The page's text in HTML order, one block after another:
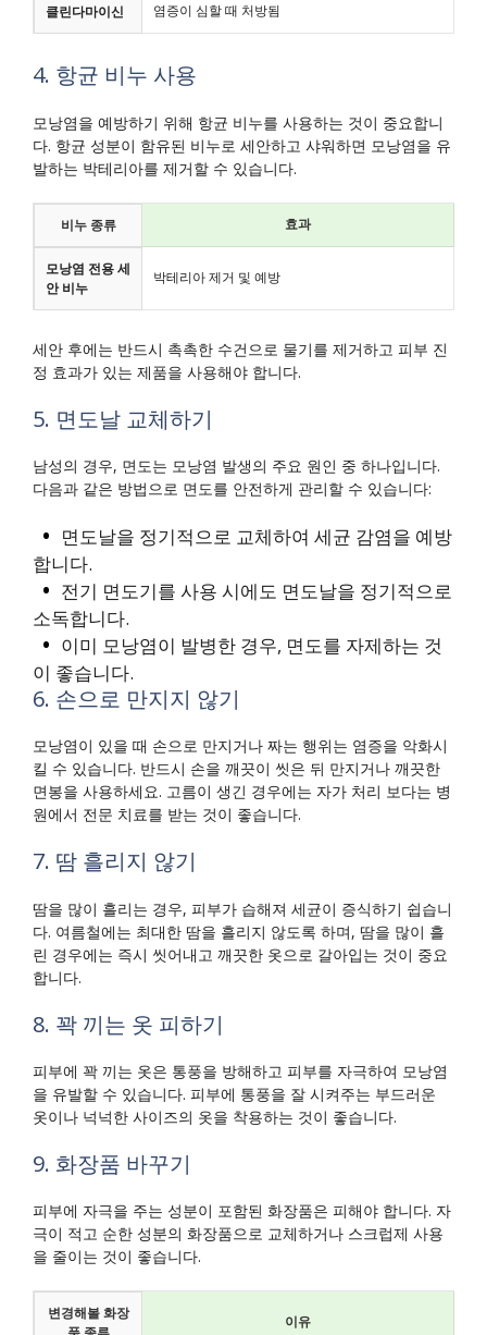
클린다마이신 염증이 심할 때 처방됨
4. 항균 비누 사용
모낭염을 예방하기 위해 항균 비누를 사용하는 것이 중요합니
다. 항균 성분이 함유된 비누로 세안하고 샤워하면 모낭염을 유
발하는 박테리아를 제거할 수 있습니다.
비누 종류 효과
모낭염 전용 세
안 비누
박테리아 제거 및 예방
세안 후에는 반드시 촉촉한 수건으로 물기를 제거하고 피부 진
정 효과가 있는 제품을 사용해야 합니다.
5. 면도날 교체하기
남성의 경우, 면도는 모낭염 발생의 주요 원인 중 하나입니다.
다음과 같은 방법으로 면도를 안전하게 관리할 수 있습니다:
면도날을 정기적으로 교체하여 세균 감염을 예방
합니다.
전기 면도기를 사용 시에도 면도날을 정기적으로
소독합니다.
이미 모낭염이 발병한 경우, 면도를 자제하는 것
이 좋습니다.
6. 손으로 만지지 않기
모낭염이 있을 때 손으로 만지거나 짜는 행위는 염증을 악화시
킬 수 있습니다. 반드시 손을 깨끗이 씻은 뒤 만지거나 깨끗한
면봉을 사용하세요. 고름이 생긴 경우에는 자가 처리 보다는 병
원에서 전문 치료를 받는 것이 좋습니다.
7. 땀 흘리지 않기
땀을 많이 흘리는 경우, 피부가 습해져 세균이 증식하기 쉽습니
다. 여름철에는 최대한 땀을 흘리지 않도록 하며, 땀을 많이 흘
린 경우에는 즉시 씻어내고 깨끗한 옷으로 갈아입는 것이 중요
합니다.
8. 꽉 끼는 옷 피하기
피부에 꽉 끼는 옷은 통풍을 방해하고 피부를 자극하여 모낭염
을 유발할 수 있습니다. 피부에 통풍을 잘 시켜주는 부드러운
옷이나 넉넉한 사이즈의 옷을 착용하는 것이 좋습니다.
9. 화장품 바꾸기
피부에 자극을 주는 성분이 포함된 화장품은 피해야 합니다. 자
극이 적고 순한 성분의 화장품으로 교체하거나 스크럽제 사용
을 줄이는 것이 좋습니다.
변경해볼 화장
이유